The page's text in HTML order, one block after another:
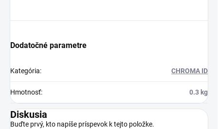
Dodatočné parametre
Kategória: CHROMA ID
Hmotnosť: 0.3 kg
Diskusia
Buďte prvý, kto napíše príspevok k tejto položke.